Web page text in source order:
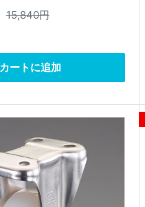
通
15,840円
カートに追加